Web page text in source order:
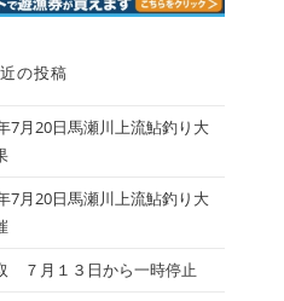
の投稿
7月20日馬瀬川上流鮎釣り大
7月20日馬瀬川上流鮎釣り大
７月１３日から一時停止